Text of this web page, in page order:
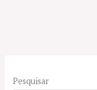
Pesquisar